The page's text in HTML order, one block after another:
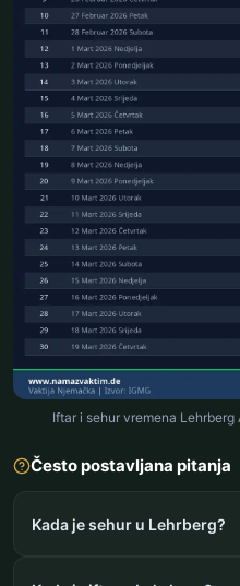
Iftar i sehur vremena
Često postavljana pitanja
Kada je sehur u Lehrberg?